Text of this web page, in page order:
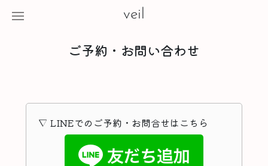
veil
ご予約・お問い合わせ
▽ LINEでのご予約・お問合せはこちら